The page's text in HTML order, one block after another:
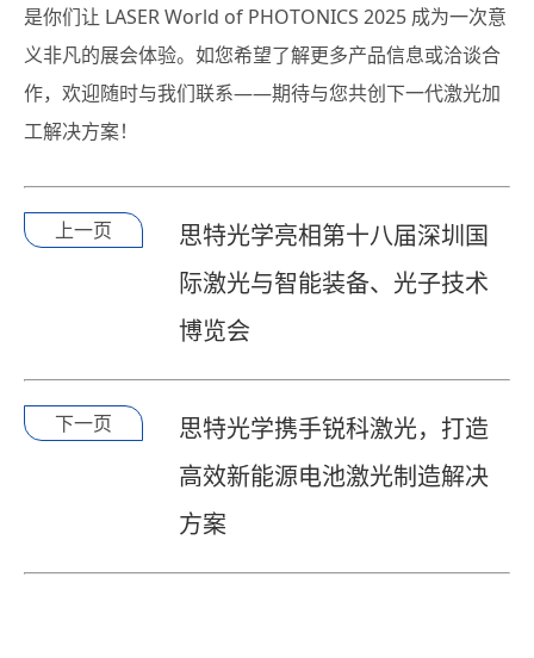
是你们让 LASER World of PHOTONICS 2025 成为一次意
义非凡的展会体验。如您希望了解更多产品信息或洽谈合
作，欢迎随时与我们联系——期待与您共创下一代激光加
工解决方案！
上一页
思特光学亮相第十八届深圳国
际激光与智能装备、光子技术
博览会
下一页
思特光学携手锐科激光，打造
高效新能源电池激光制造解决
方案